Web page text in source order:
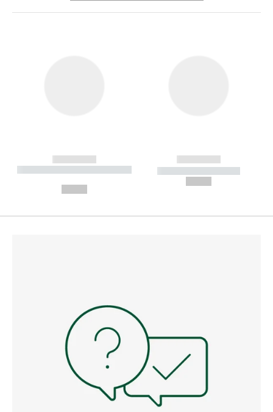
------------
----------- ----------- --------
------------
----------- -----------